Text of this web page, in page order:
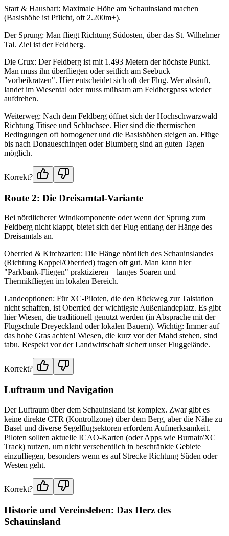
Start & Hausbart: Maximale Höhe am Schauinsland machen
(Basishöhe ist Pflicht, oft 2.200m+).
Der Sprung: Man fliegt Richtung Südosten, über das St. Wilhelmer
Tal. Ziel ist der Feldberg.
Die Crux: Der Feldberg ist mit 1.493 Metern der höchste Punkt.
Man muss ihn überfliegen oder seitlich am Seebuck
"vorbeikratzen". Hier entscheidet sich oft der Flug. Wer absäuft,
landet im Wiesental oder muss mühsam am Feldbergpass wieder
aufdrehen.
Weiterweg: Nach dem Feldberg öffnet sich der Hochschwarzwald
Richtung Titisee und Schluchsee. Hier sind die thermischen
Bedingungen oft homogener und die Basishöhen steigen an. Flüge
bis nach Donaueschingen oder Blumberg sind an guten Tagen
möglich.
Korrekt?
Route 2: Die Dreisamtal-Variante
Bei nördlicherer Windkomponente oder wenn der Sprung zum
Feldberg nicht klappt, bietet sich der Flug entlang der Hänge des
Dreisamtals an.
Oberried & Kirchzarten: Die Hänge nördlich des Schauinslandes
(Richtung Kappel/Oberried) tragen oft gut. Man kann hier
"Parkbank-Fliegen" praktizieren – langes Soaren und
Thermikfliegen im lokalen Bereich.
Landeoptionen: Für XC-Piloten, die den Rückweg zur Talstation
nicht schaffen, ist Oberried der wichtigste Außenlandeplatz. Es gibt
hier Wiesen, die traditionell genutzt werden (in Absprache mit der
Flugschule Dreyeckland oder lokalen Bauern). Wichtig: Immer auf
das hohe Gras achten! Wiesen, die kurz vor der Mahd stehen, sind
tabu. Respekt vor der Landwirtschaft sichert unser Fluggelände.
Korrekt?
Luftraum und Navigation
Der Luftraum über dem Schauinsland ist komplex. Zwar gibt es
keine direkte CTR (Kontrollzone) über dem Berg, aber die Nähe zu
Basel und diverse Segelflugsektoren erfordern Aufmerksamkeit.
Piloten sollten aktuelle ICAO-Karten (oder Apps wie Burnair/XC
Track) nutzen, um nicht versehentlich in beschränkte Gebiete
einzufliegen, besonders wenn es auf Strecke Richtung Süden oder
Westen geht.
Korrekt?
Historie und Vereinsleben: Das Herz des
Schauinsland